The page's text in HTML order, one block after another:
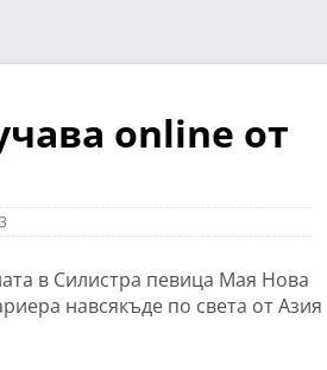
online от
в Силистра певица Мая Нова
навсякъде по света от Азия